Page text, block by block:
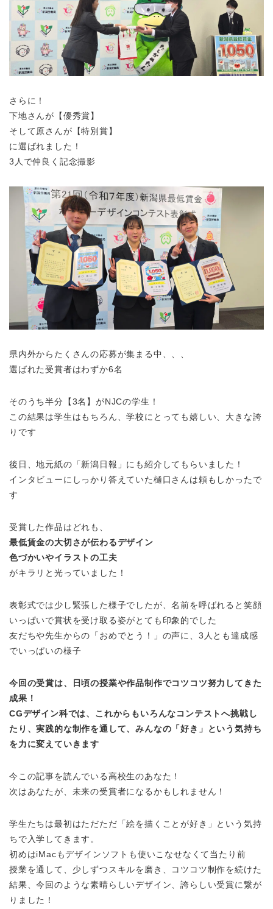
さらに！
下地さんが【優秀賞】
そして原さんが【特別賞】
に選ばれました！
3人で仲良く記念撮影
県内外からたくさんの応募が集まる中、、、
選ばれた受賞者はわずか6名
そのうち半分【3名】がNJCの学生！
この結果は学生はもちろん、学校にとっても嬉しい、大きな誇
りです
後日、地元紙の「新潟日報」にも紹介してもらいました！
インタビューにしっかり答えていた樋口さんは頼もしかったで
す
受賞した作品はどれも、
最低賃金の大切さが伝わるデザイン
色づかいやイラストの工夫
がキラリと光っていました！
表彰式では少し緊張した様子でしたが、名前を呼ばれると笑顔
いっぱいで賞状を受け取る姿がとても印象的でした
友だちや先生からの「おめでとう！」の声に、3人とも達成感
でいっぱいの様子
今回の受賞は、日頃の授業や作品制作でコツコツ努力してきた
成果！
CGデザイン科では、これからもいろんなコンテストへ挑戦し
たり、実践的な制作を通して、みんなの「好き」という気持ち
を力に変えていきます
今この記事を読んでいる高校生のあなた！
次はあなたが、未来の受賞者になるかもしれません！
学生たちは最初はただただ「絵を描くことが好き」という気持
ちで入学してきます。
初めはiMacもデザインソフトも使いこなせなくて当たり前
授業を通して、少しずつスキルを磨き、コツコツ制作を続けた
結果、今回のような素晴らしいデザイン、誇らしい受賞に繋が
りました！